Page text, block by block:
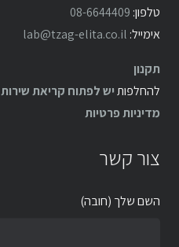
טלפון: 08-6644409
אימייל: lab@tzag-elita.co.il
תקנון
להחלפותיש לפתוח קריאת שירות
מדיניות פרטיות
צור קשר
השם שלך (חובה)